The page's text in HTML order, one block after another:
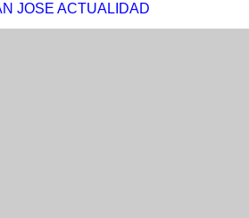
JOSE ACTUALIDAD